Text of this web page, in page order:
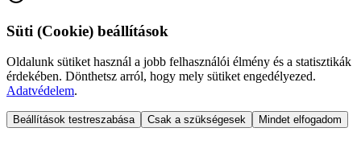
Süti (Cookie) beállítások
Oldalunk sütiket használ a jobb felhasználói élmény és a statisztikák
érdekében. Dönthetsz arról, hogy mely sütiket engedélyezed.
Adatvédelem.
Beállítások testreszabása Csak a szükségesek Mindet elfogadom